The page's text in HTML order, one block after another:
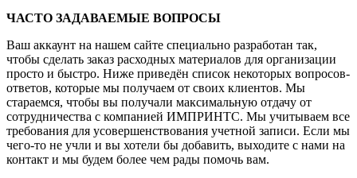
ЧАСТО ЗАДАВАЕМЫЕ ВОПРОСЫ
Ваш аккаунт на нашем сайте специально разработан так,
чтобы сделать заказ расходных материалов для организации
просто и быстро. Ниже приведён список некоторых вопросов-
ответов, которые мы получаем от своих клиентов. Мы
стараемся, чтобы вы получали максимальную отдачу от
сотрудничества с компанией ИМПРИНТС. Мы учитываем все
требования для усовершенствования учетной записи. Если мы
чего-то не учли и вы хотели бы добавить, выходите с нами на
контакт и мы будем более чем рады помочь вам.